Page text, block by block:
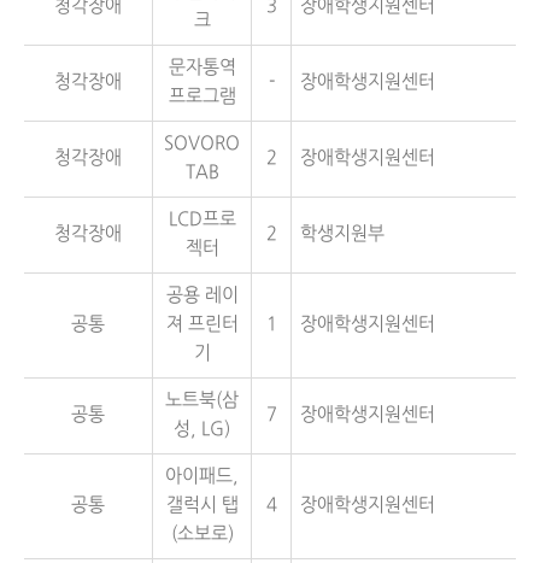
청각장애
크
3 장애학생지원센터
청각장애
문자통역
프로그램
- 장애학생지원센터
청각장애
SOVORO
TAB
2 장애학생지원센터
청각장애
LCD프로
젝터
2 학생지원부
공통
공용 레이
져 프린터
기
1 장애학생지원센터
공통
노트북(삼
성, LG)
7 장애학생지원센터
공통
아이패드,
갤럭시 탭
(소보로)
4 장애학생지원센터